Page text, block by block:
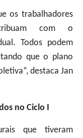
os trabalhadores
com o
Todos podem
que o plano
destaca Jan
no Ciclo I
que tiveram